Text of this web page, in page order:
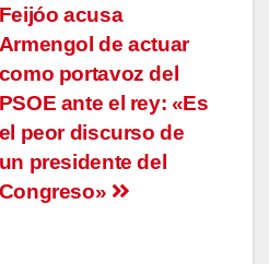
Feijóo acusa
Armengol de actuar
como portavoz del
PSOE ante el rey: «Es
el peor discurso de
un presidente del
Congreso»